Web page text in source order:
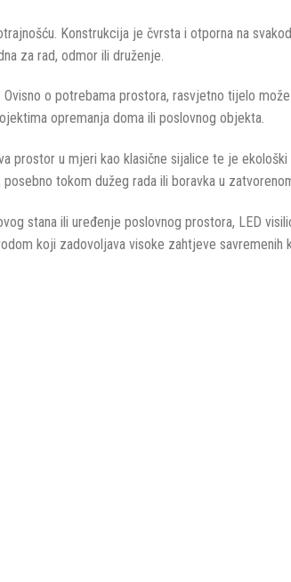
Konstrukcija je čvrsta i otporna na
za rad, odmor ili druženje.
o potrebama prostora, rasvjetno tijelo
opremanja doma ili poslovnog objekta.
prostor u mjeri kao klasične sijalice te je
tokom dužeg rada ili boravka u
stana ili uređenje poslovnog prostora, LED
koji zadovoljava visoke zahtjeve savremenih